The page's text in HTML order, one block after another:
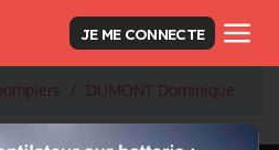
JE ME CONNECTE
DUMONT Dominique